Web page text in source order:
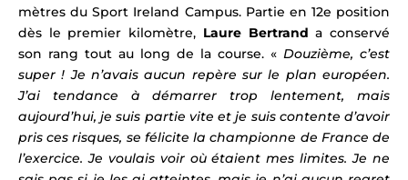
mètres du Sport Ireland Campus. Partie en 12e position
dès le premier kilomètre, Laure Bertrand a conservé
son rang tout au long de la course. « Douzième, c’est
super ! Je n’avais aucun repère sur le plan européen.
J’ai tendance à démarrer trop lentement, mais
aujourd’hui, je suis partie vite et je suis contente d’avoir
pris ces risques, se félicite la championne de France de
l’exercice. Je voulais voir où étaient mes limites. Je ne